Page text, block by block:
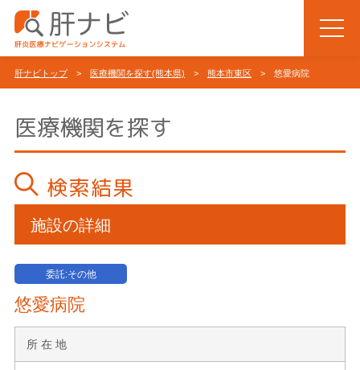
肝ナビトップ> 医療機関を探す(熊本県) > 熊本市東区 > 悠愛病院
医療機関を探す
検索結果
施設の詳細
委託:その他
悠愛病院
所 在 地